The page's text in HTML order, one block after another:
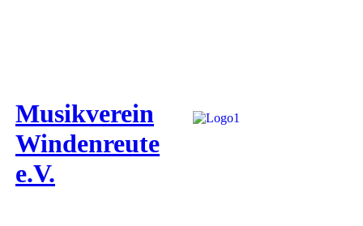
Musikverein
Windenreute
e.V.